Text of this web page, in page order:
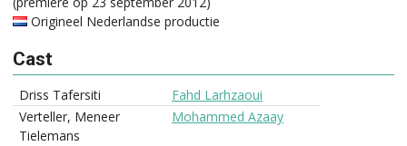
Origineel Nederlandse productie
Cast
Driss Tafersiti
Fahd Larhzaoui
Verteller, Meneer
Tielemans
Mohammed Azaay